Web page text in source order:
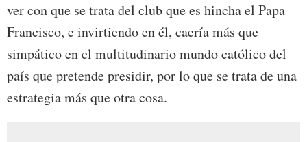
ver con que se trata del club que es hincha el Papa
Francisco, e invirtiendo en él, caería más que
simpático en el multitudinario mundo católico del
país que pretende presidir, por lo que se trata de una
estrategia más que otra cosa.